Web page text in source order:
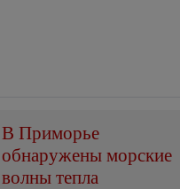
В Приморье
обнаружены морские
волны тепла